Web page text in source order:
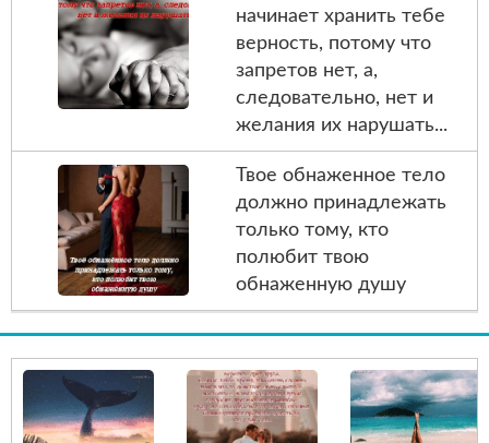
начинает хранить тебе
верность, потому что
запретов нет, а,
следовательно, нет и
желания их нарушать...
Твое обнаженное тело
должно принадлежать
только тому, кто
полюбит твою
обнаженную душу